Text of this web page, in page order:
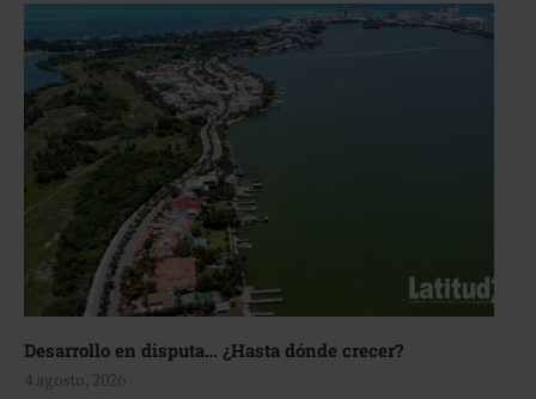
Desarrollo en disputa… ¿Hasta dónde crecer?
4 agosto, 2026